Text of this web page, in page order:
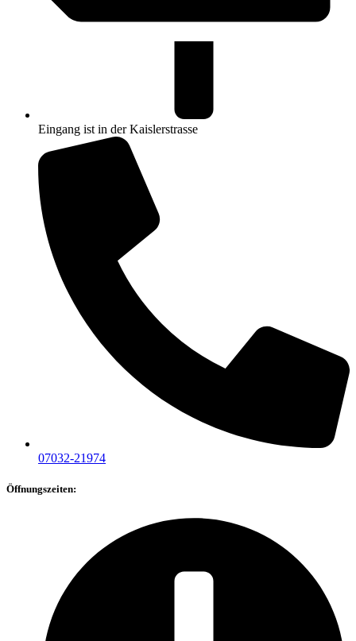
Eingang ist in der Kaislerstrasse
07032-21974
Öffnungszeiten: